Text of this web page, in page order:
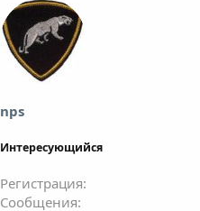
nps
Интересующийся
Регистрация
Сообщения